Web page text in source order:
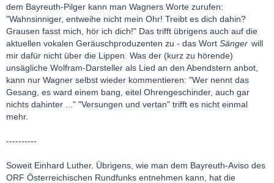
dem Bayreuth-Pilger kann man Wagners Worte zurufen:
"Wahnsinniger, entweihe nicht mein Ohr! Treibt es dich dahin?
Grausen fasst mich, hör ich dich!" Das trifft übrigens auch auf die
aktuellen vokalen Geräuschproduzenten zu - das Wort Sänger will
mir dafür nicht über die Lippen. Was der (kurz zu hörende)
unsägliche Wolfram-Darsteller als Lied an den Abendstern anbot,
kann nur Wagner selbst wieder kommentieren: "Wer nennt das
Gesang, es ward einem bang, eitel Ohrengeschinder, auch gar
nichts dahinter ..." "Versungen und vertan" trifft es nicht einmal
mehr.
----------
Soweit Einhard Luther. Übrigens, wie man dem Bayreuth-Aviso des
ORF Österreichischen Rundfunks entnehmen kann, hat die